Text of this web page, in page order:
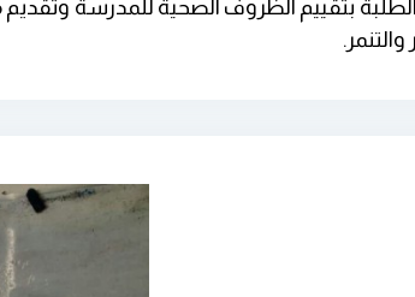
الطلبة بتقييم الظروف الصحية للمدرسة